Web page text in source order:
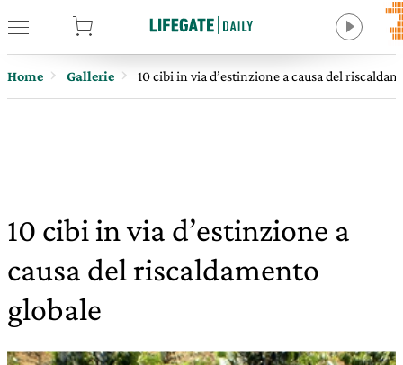
Home Gallerie 10 cibi in via d’estinzione a causa del
10 cibi in via d’estinzione a
causa del riscaldamento
globale